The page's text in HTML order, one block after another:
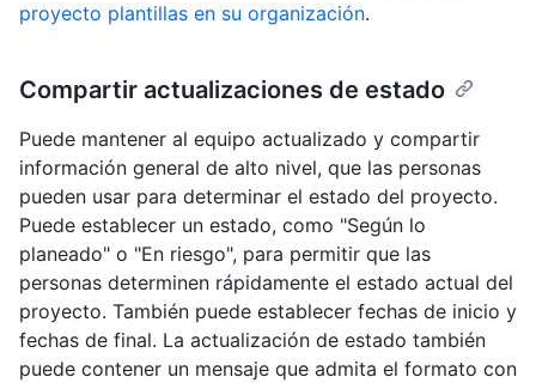
proyecto plantillas en su organización.
Compartir actualizaciones de estado
Puede mantener al equipo actualizado y compartir
información general de alto nivel, que las personas
pueden usar para determinar el estado del proyecto.
Puede establecer un estado, como "Según lo
planeado" o "En riesgo", para permitir que las
personas determinen rápidamente el estado actual del
proyecto. También puede establecer fechas de inicio y
fechas de final. La actualización de estado también
puede contener un mensaje que admita el formato con